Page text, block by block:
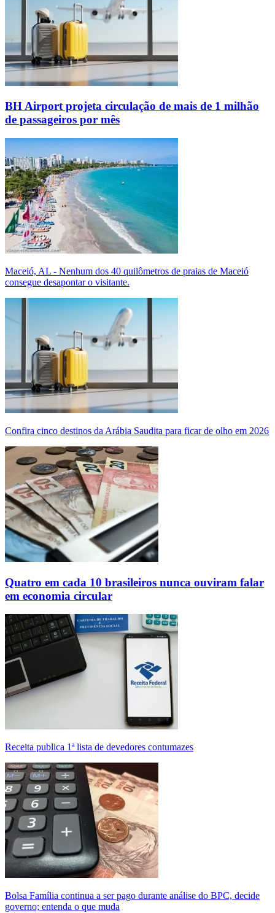
BH Airport projeta circulação de mais de 1 milhão
de passageiros por mês
Maceió, AL - Nenhum dos 40 quilômetros de praias de Maceió
consegue desapontar o visitante.
Confira cinco destinos da Arábia Saudita para ficar de olho em 2026
Quatro em cada 10 brasileiros nunca ouviram falar
em economia circular
Receita publica 1ª lista de devedores contumazes
Bolsa Família continua a ser pago durante análise do BPC, decide
governo; entenda o que muda